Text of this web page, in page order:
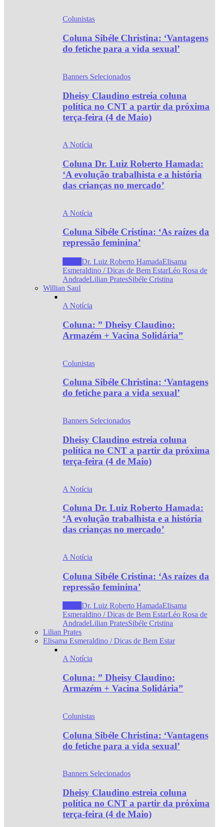
Colunistas
Coluna Sibéle Christina: ‘Vantagens
do fetiche para a vida sexual’
Banners Selecionados
Dheisy Claudino estreia coluna
política no CNT a partir da próxima
terça-feira (4 de Maio)
A Notícia
Coluna Dr. Luiz Roberto Hamada:
‘A evolução trabalhista e a história
das crianças no mercado’
A Notícia
Coluna Sibéle Cristina: ‘As raízes da
repressão feminina’
Dr. Luiz Roberto HamadaElisama
Esmeraldino / Dicas de Bem EstarLéo Rosa de
AndradeLilian PratesSibéle Cristina
Willian Saul
A Notícia
Coluna: ” Dheisy Claudino:
Armazém + Vacina Solidária”
Colunistas
Coluna Sibéle Christina: ‘Vantagens
do fetiche para a vida sexual’
Banners Selecionados
Dheisy Claudino estreia coluna
política no CNT a partir da próxima
terça-feira (4 de Maio)
A Notícia
Coluna Dr. Luiz Roberto Hamada:
‘A evolução trabalhista e a história
das crianças no mercado’
A Notícia
Coluna Sibéle Cristina: ‘As raízes da
repressão feminina’
Dr. Luiz Roberto HamadaElisama
Esmeraldino / Dicas de Bem EstarLéo Rosa de
AndradeLilian PratesSibéle Cristina
Lilian Prates
Elisama Esmeraldino / Dicas de Bem Estar
A Notícia
Coluna: ” Dheisy Claudino:
Armazém + Vacina Solidária”
Colunistas
Coluna Sibéle Christina: ‘Vantagens
do fetiche para a vida sexual’
Banners Selecionados
Dheisy Claudino estreia coluna
política no CNT a partir da próxima
terça-feira (4 de Maio)